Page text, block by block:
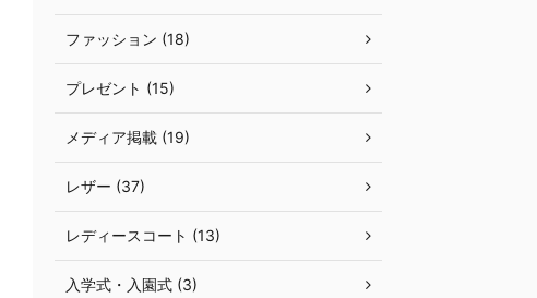
ファッション (18)
プレゼント (15)
メディア掲載 (19)
レザー (37)
レディースコート (13)
入学式・入園式 (3)